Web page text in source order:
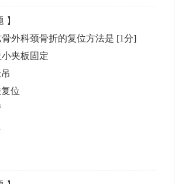
】
外科颈骨折的复位方法是 [1分]
夹板固定
位